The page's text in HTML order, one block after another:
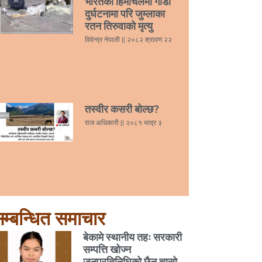
दुर्घटनामा परि जुम्लाका
रतन तिरुवाको मृत्यु
विवेन्द्र नेपाली २०८२ श्रावण २२
तस्वीर कसरी बोल्छ?
राज अधिकारी २०८१ भाद्र ३
समाचार
बेकामे स्थानीय तहः सरकारी
सम्पत्ति खोज्न